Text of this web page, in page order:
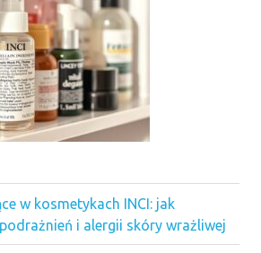
w kosmetykach INCI: jak
i alergii skóry wrażliwej